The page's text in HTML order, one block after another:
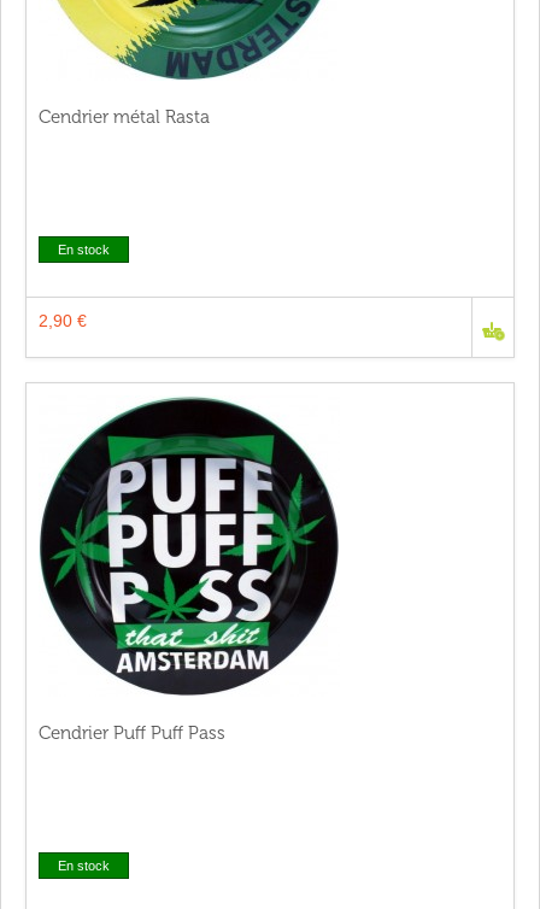
Cendrier métal Rasta
En stock
2,90 €
Cendrier Puff Puff Pass
En stock